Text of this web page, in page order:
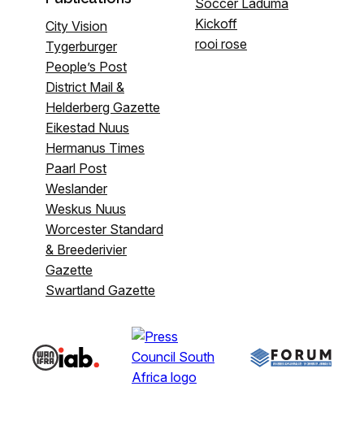
City Vision
Tygerburger
People’s Post
District Mail &
Helderberg Gazette
Eikestad Nuus
Hermanus Times
Paarl Post
Weslander
Weskus Nuus
Worcester Standard
& Breederivier
Gazette
Swartland Gazette
Soccer Laduma
Kickoff
rooi rose